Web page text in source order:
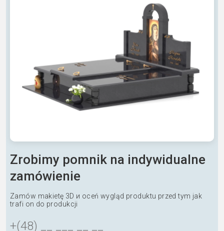
Zrobimy pomnik na indywidualne
zamówienie
Zamów makietę 3D и oceń wygląd produktu przed tym jak
trafi on do produkcji